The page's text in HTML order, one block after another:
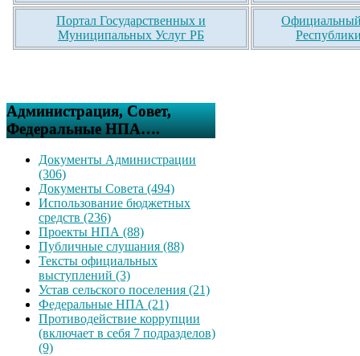
Портал Государственных и
Муниципальных Услуг РБ
Официальный
Администрация, Совет,
Федеральные НПА….
Документы Администрации
(306)
Документы Совета (494)
Использование бюджетных
средств (236)
Проекты НПА (88)
Публичные слушания (88)
Тексты официальных
выступлений (3)
Устав сельского поселения (21)
Федеральные НПА (21)
Противодействие коррупции
(включает в себя 7 подразделов)
(9)